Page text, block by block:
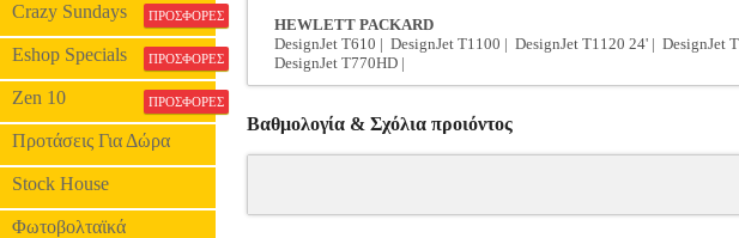
Crazy Sundays ΠΡΟΣΦΟΡΕΣ
Eshop Specials ΠΡΟΣΦΟΡΕΣ
Zen 10 ΠΡΟΣΦΟΡΕΣ
Προτάσεις Για Δώρα
Stock House
Φωτοβολταϊκά
HEWLETT PACKARD
DesignJet T610 | DesignJet T1100 | DesignJet T1120 24' | DesignJet
DesignJet T770HD |
Βαθμολογία & Σχόλια προιόντος